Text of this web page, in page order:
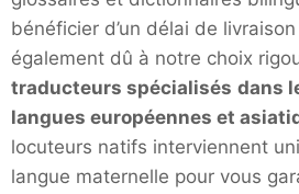
bénéficier d’un délai de
également dû à notre choix
traducteurs spécialisés dans
langues européennes et
locuteurs natifs interviennent
langue maternelle pour vous